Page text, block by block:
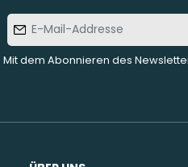
Mit dem Abonnieren des